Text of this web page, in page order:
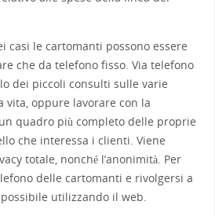
casi le cartomanti possono essere
che da telefono fisso. Via telefono
dei piccoli consulti sulle varie
oppure lavorare con la
quadro più completo delle proprie
che interessa i clienti. Viene
totale, nonché l’anonimità. Per
delle cartomanti e rivolgersi a
utilizzando il web.